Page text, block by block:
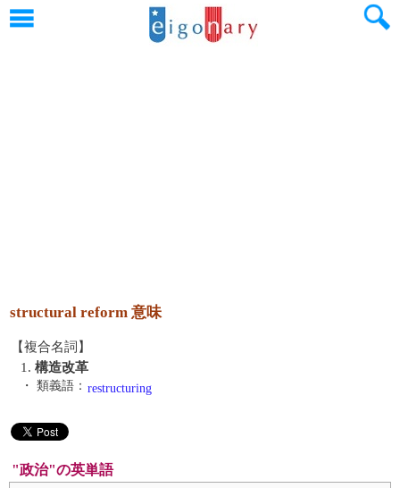
structural reform 意味
【複合名詞】
1. 構造改革
・ 類義語： restructuring
"政治"の英単語